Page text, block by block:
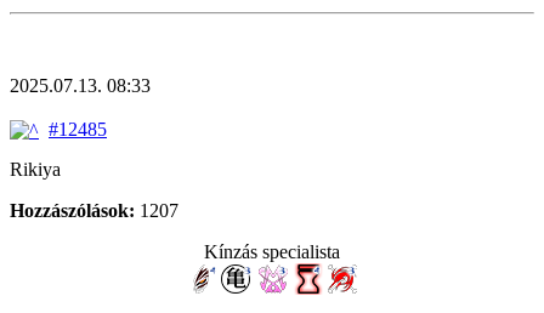
2025.07.13. 08:33
#12485
Rikiya
Hozzászólások: 1207
Kínzás specialista